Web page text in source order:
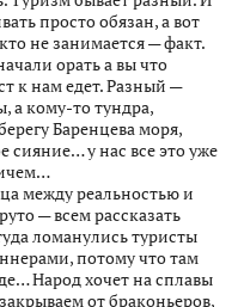
просто обязан, а вот
не занимается — факт.
орать а вы что
к нам едет. Разный —
а кому-то тундра,
Баренцева моря,
сияние… у нас все это уже
между реальностью и
— всем рассказать
ломанулись туристы
потому что там
Народ хочет на сплавы
от браконьеров,